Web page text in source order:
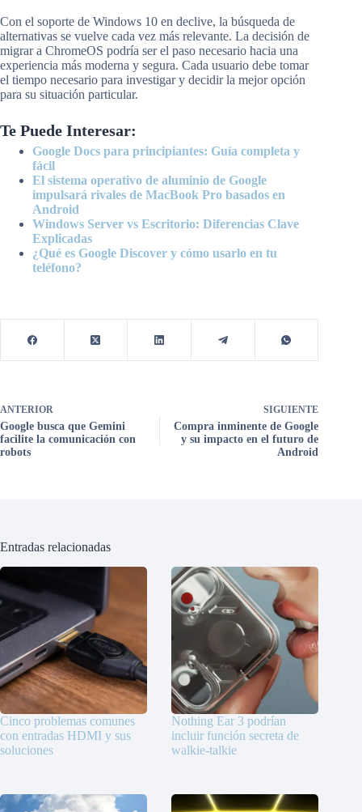
Con el soporte de Windows 10 en declive, la búsqueda de
alternativas se vuelve cada vez más relevante. La decisión de
migrar a ChromeOS podría ser el paso necesario hacia una
experiencia más moderna y segura. Cada usuario debe tomar
el tiempo necesario para investigar y decidir la mejor opción
para su situación particular.
Te Puede Interesar:
Google Docs para principiantes: Guía completa y
fácil
El sistema operativo de aluminio de Google
impulsará rivales de MacBook Pro basados en
Android
Windows Server vs Escritorio: Diferencias Clave
Explicadas
¿Qué es Google Discover y cómo usarlo en tu
teléfono?
ANTERIOR
Google busca que Gemini
facilite la comunicación con
robots
SIGUIENTE
Compra inminente de Google
y su impacto en el futuro de
Android
Entradas relacionadas
Cinco problemas comunes
con entradas HDMI y sus
soluciones
Nothing Ear 3 podrían
incluir función secreta de
walkie-talkie